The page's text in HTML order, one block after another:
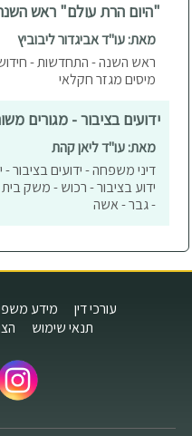
"היום הרת עולם" ראש
מאת: עו"ד אביגדור ליבוביץ
ראש השנה - התחדשות -
מיסים מגזר חקלאי
ידועים בציבור - מגורים
מאת: עו"ד ליאן קהת
דיני משפחה - ידועים בציבור -
ידוע בציבור - רכוש - משק
- גבר - אשה
עורכי דין
מידע
תנאי שימוש